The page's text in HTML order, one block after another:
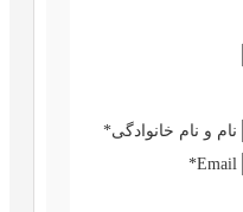
نام و نام خانوادگی*
Email*